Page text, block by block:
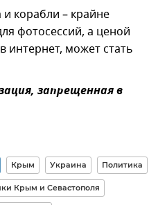
корабли – крайне
фотосессий, а ценой
интернет, может стать
запрещенная в
Крым Украина Политика
Крым и Севастополя